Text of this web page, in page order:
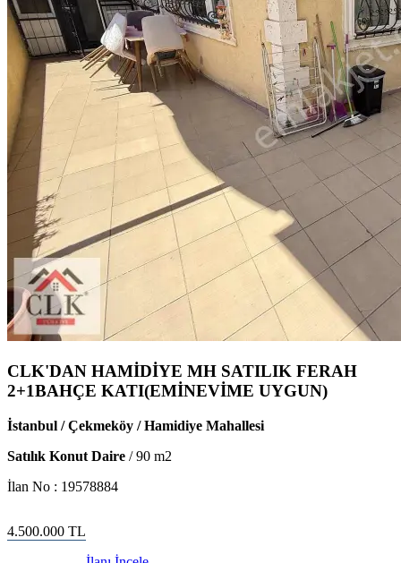
CLK'DAN HAMİDİYE MH SATILIK FERAH
2+1BAHÇE KATI(EMİNEVİME UYGUN)
İstanbul / Çekmeköy / Hamidiye Mahallesi
Satılık Konut Daire /90 m2
İlan No : 19578884
4.500.000 TL